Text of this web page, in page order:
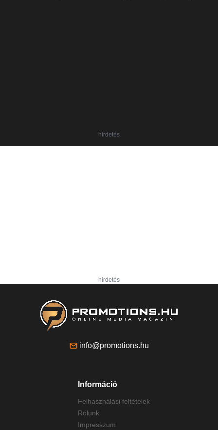
hirdetés
hirdetés
info@promotions.hu
Információ
Felhasználási feltételek
Rólunk
Impresszum